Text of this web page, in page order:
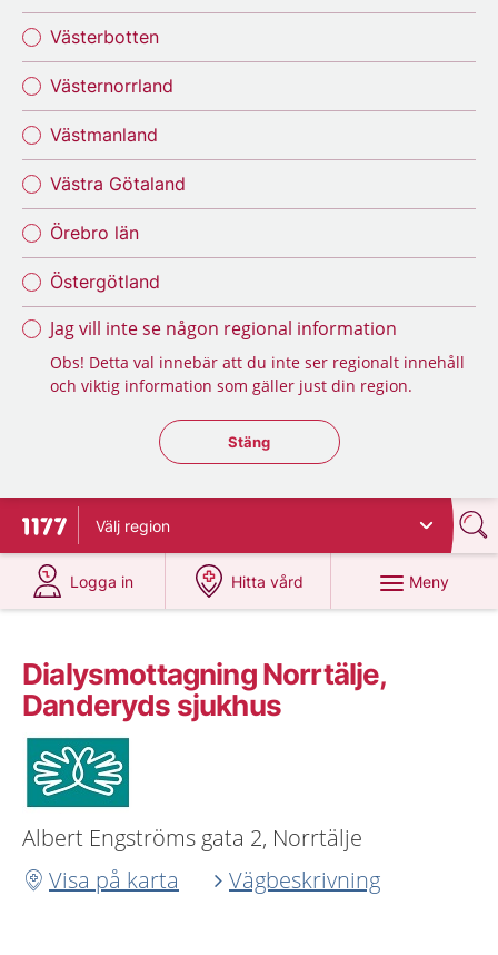
Västerbotten
Västernorrland
Västmanland
Västra Götaland
Örebro län
Östergötland
Jag vill inte se någon regional information
Obs! Detta val innebär att du inte ser regionalt innehåll
och viktig information som gäller just din region.
Stäng regionsväljaren
Stäng
Till startsidan för 1177
Välj region
Logga in
på 1177.se
Hitta vård
på 1177.se
Meny
Dialysmottagning Norrtälje,
Danderyds sjukhus
Albert Engströms gata 2, Norrtälje
Visa på karta
Vägbeskrivning